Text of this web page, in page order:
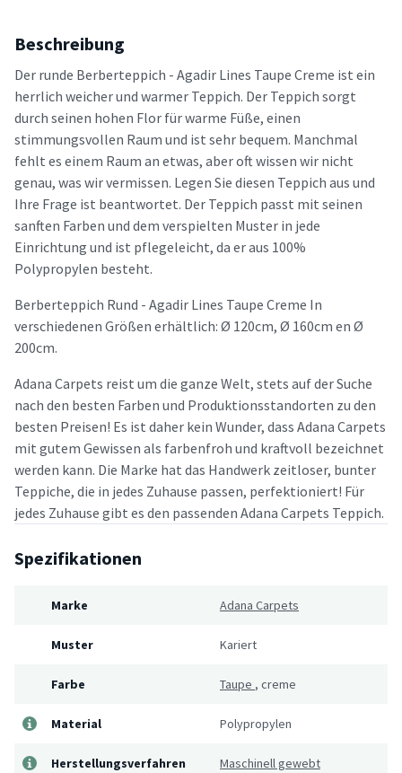
Beschreibung
Der runde Berberteppich - Agadir Lines Taupe Creme ist ein
herrlich weicher und warmer Teppich. Der Teppich sorgt
durch seinen hohen Flor für warme Füße, einen
stimmungsvollen Raum und ist sehr bequem. Manchmal
fehlt es einem Raum an etwas, aber oft wissen wir nicht
genau, was wir vermissen. Legen Sie diesen Teppich aus und
Ihre Frage ist beantwortet. Der Teppich passt mit seinen
sanften Farben und dem verspielten Muster in jede
Einrichtung und ist pflegeleicht, da er aus 100%
Polypropylen besteht.
Berberteppich Rund - Agadir Lines Taupe Creme In
verschiedenen Größen erhältlich: Ø 120cm, Ø 160cm en Ø
200cm.
Adana Carpets reist um die ganze Welt, stets auf der Suche
nach den besten Farben und Produktionsstandorten zu den
besten Preisen! Es ist daher kein Wunder, dass Adana Carpets
mit gutem Gewissen als farbenfroh und kraftvoll bezeichnet
werden kann. Die Marke hat das Handwerk zeitloser, bunter
Teppiche, die in jedes Zuhause passen, perfektioniert! Für
jedes Zuhause gibt es den passenden Adana Carpets Teppich.
Spezifikationen
Marke Adana Carpets
Muster Kariert
Farbe Taupe , creme
Material Polypropylen
Herstellungsverfahren Maschinell gewebt